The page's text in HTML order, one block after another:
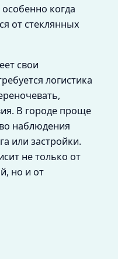
когда
от стеклянных
свои
логистика
В городе проще
наблюдения
или застройки.
не только от
но и от